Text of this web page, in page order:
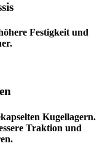
Festigkeit und
Kugellagern.
Traktion und